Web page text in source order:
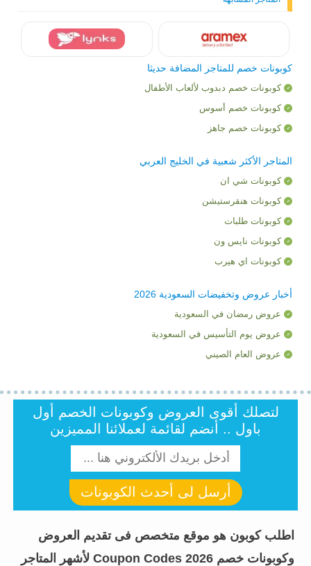
كوبونات خصم للمتاجر المضافة حديثا
كوبونات خصم دبدوب لألعاب الأطفال
كوبونات خصم أسوس
كوبونات خصم جاهز
المتاجر الأكثر شعبية في الخليج العربي
كوبونات شي ان
كوبونات هنقرستيشن
كوبونات طلبات
كوبونات نايس ون
كوبونات اي هيرب
أخبار عروض وتخفيضات السعودية 2026
عروض رمضان في السعودية
عروض يوم التأسيس في السعودية
عروض العام الصيني
لتصلك أقوى العروض وكوبونات الخصم أول
باول .. أنضم لقائمة لعملائنا المميزين
أرسل لى أحدث الكوبونات
اطلب كوبون هو موقع متخصص فى تقديم العروض
وكوبونات خصم Coupon Codes 2026 لأشهر المتاجر